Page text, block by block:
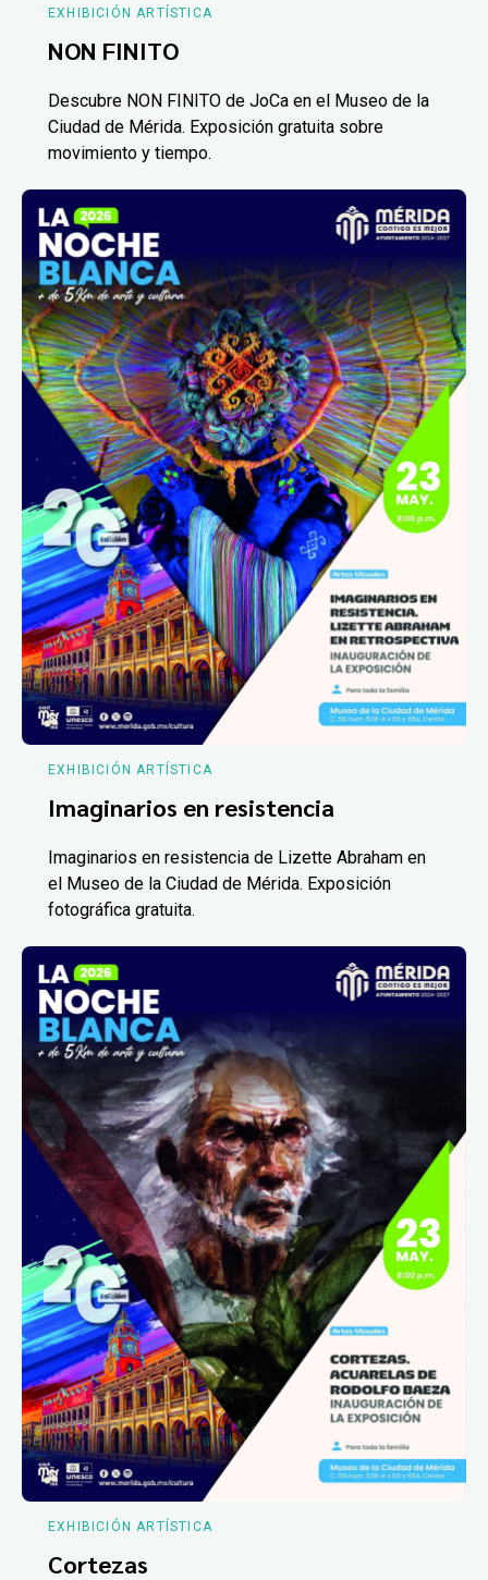
EXHIBICIÓN ARTÍSTICA
NON FINITO
Descubre NON FINITO de JoCa en el Museo de la
Ciudad de Mérida. Exposición gratuita sobre
movimiento y tiempo.
EXHIBICIÓN ARTÍSTICA
Imaginarios en resistencia
Imaginarios en resistencia de Lizette Abraham en
el Museo de la Ciudad de Mérida. Exposición
fotográfica gratuita.
EXHIBICIÓN ARTÍSTICA
Cortezas